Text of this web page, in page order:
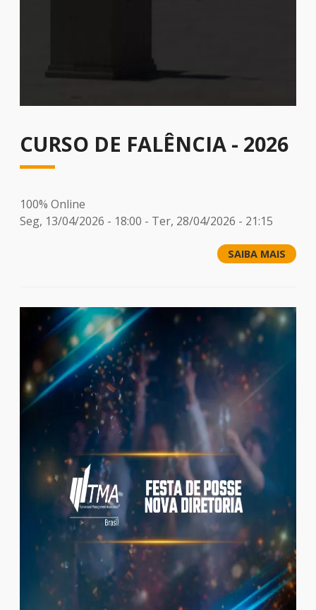
CURSO DE FALÊNCIA - 2026
100% Online
Seg, 13/04/2026 - 18:00 - Ter, 28/04/2026 - 21:15
SAIBA MAIS